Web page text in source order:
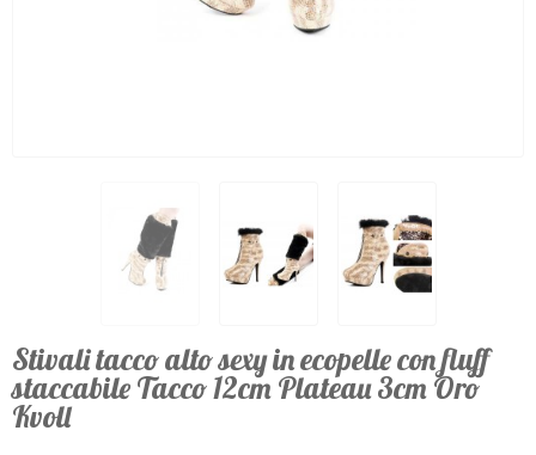
Stivali tacco alto sexy in ecopelle con fluff
staccabile Tacco 12cm Plateau 3cm Oro
Kvoll